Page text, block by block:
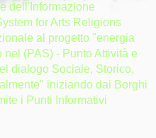
dell'Informazione
for Arts Religions
al progetto "energia
(PAS) - Punto Attività e
dialogo Sociale, Storico,
iniziando dai Borghi
i Punti Informativi